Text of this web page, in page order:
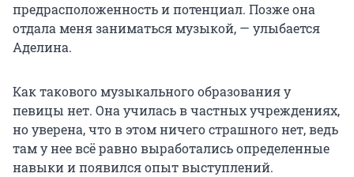
предрасположенность и потенциал. Позже она
отдала меня заниматься музыкой, — улыбается
Аделина.
Как такового музыкального образования у
певицы нет. Она училась в частных учреждениях,
но уверена, что в этом ничего страшного нет, ведь
там у нее всё равно выработались определенные
навыки и появился опыт выступлений.